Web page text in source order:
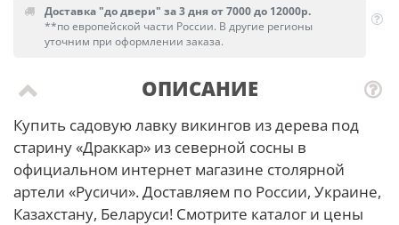
Доставка "до двери" за 3 дня от 7000 до 12000р.
**по европейской части России. В другие регионы
уточним при оформлении заказа.
ОПИСАНИЕ
Купить садовую лавку викингов из дерева под
старину «Драккар» из северной сосны в
официальном интернет магазине столярной
артели «Русичи». Доставляем по России, Украине,
Казахстану, Беларуси! Смотрите каталог и цены